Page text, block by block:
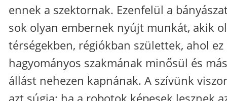
ennek a szektornak. Ezenfelül a
sok olyan embernek nyújt munkát, akik
térségekben, régiókban születtek, ahol ez
hagyományos szakmának minősül és más
állást nehezen kapnának. A szívünk